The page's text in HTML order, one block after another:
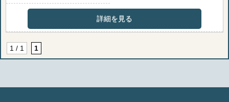
詳細を見る
1 / 1 1